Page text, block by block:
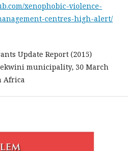
xenophobic-violence-
centres-high-alert/
Update Report (2015)
municipality, 30 March
Africa